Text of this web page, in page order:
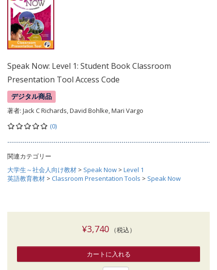
Speak Now: Level 1: Student Book Classroom
Presentation Tool Access Code
デジタル商品
著者: Jack C Richards, David Bohlke, Mari Vargo
(0)
関連カテゴリー
大学生～社会人向け教材 > Speak Now > Level 1
英語教育教材 > Classroom Presentation Tools > Speak Now
¥3,740（税込）
カートに入れる